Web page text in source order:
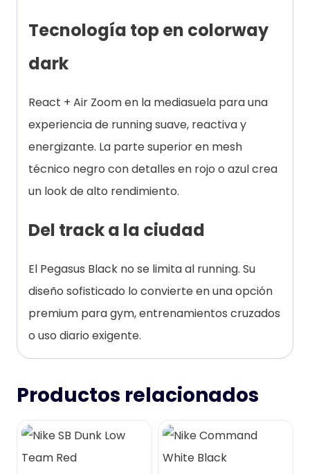
Tecnología top en colorway
dark
React + Air Zoom en la mediasuela para una
experiencia de running suave, reactiva y
energizante. La parte superior en mesh
técnico negro con detalles en rojo o azul crea
un look de alto rendimiento.
Del track a la ciudad
El Pegasus Black no se limita al running. Su
diseño sofisticado lo convierte en una opción
premium para gym, entrenamientos cruzados
o uso diario exigente.
Productos relacionados